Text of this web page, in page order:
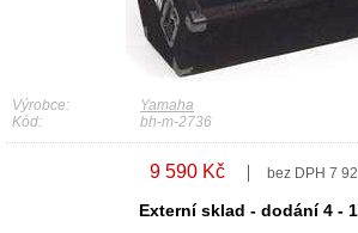
Výrobce:
Yamaha
Kód:
bh-m-2736
9 590 Kč bez DPH 7
Externí sklad - dodání 4 -